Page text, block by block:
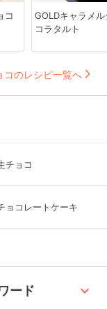
コ
GOLDキャラメル
コラタルト
コのレシピ一覧へ
チョコ
ョコレートケーキ
ード keyboard_arrow_up